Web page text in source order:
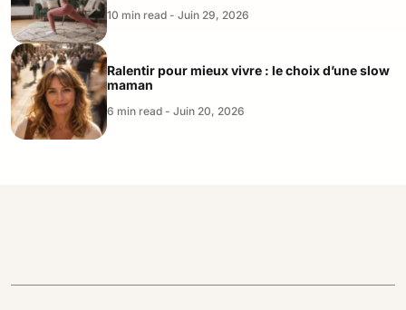
10 min read - Juin 29, 2026
Ralentir pour mieux vivre : le choix d’une slow
maman
6 min read - Juin 20, 2026